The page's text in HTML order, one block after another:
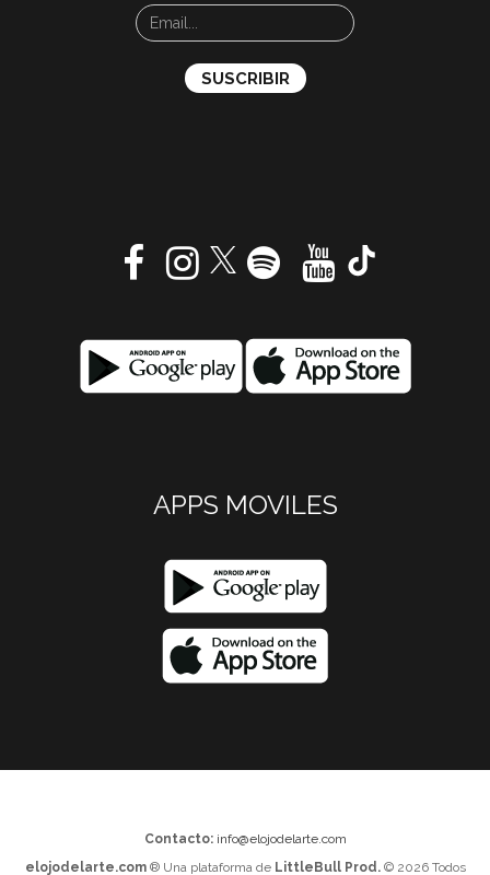
APPS MOVILES
Contacto: info@elojodelarte.com
elojodelarte.com® Una plataforma de LittleBull Prod.© 2026 Todos